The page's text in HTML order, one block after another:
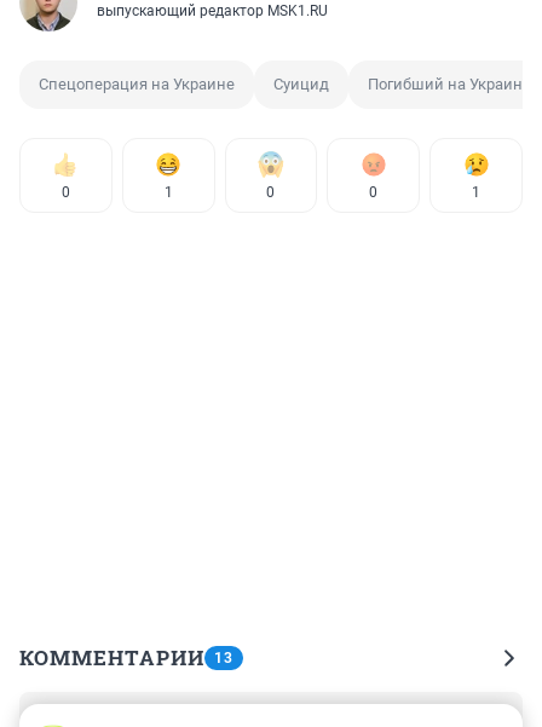
выпускающий редактор MSK1.RU
Спецоперация на Украине Суицид Погибший на Украине
0 1 0 0 1
КОММЕНТАРИИ 13